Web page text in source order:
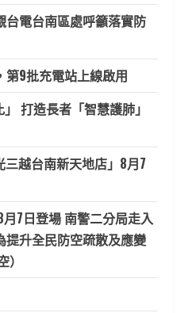
台電台南區處呼籲落實防
第9批充電站上線啟用
打造長者「智慧護肺」
三越台南新天地店」8月7
7日登場 南警二分局走入
升全民防空疏散及應變